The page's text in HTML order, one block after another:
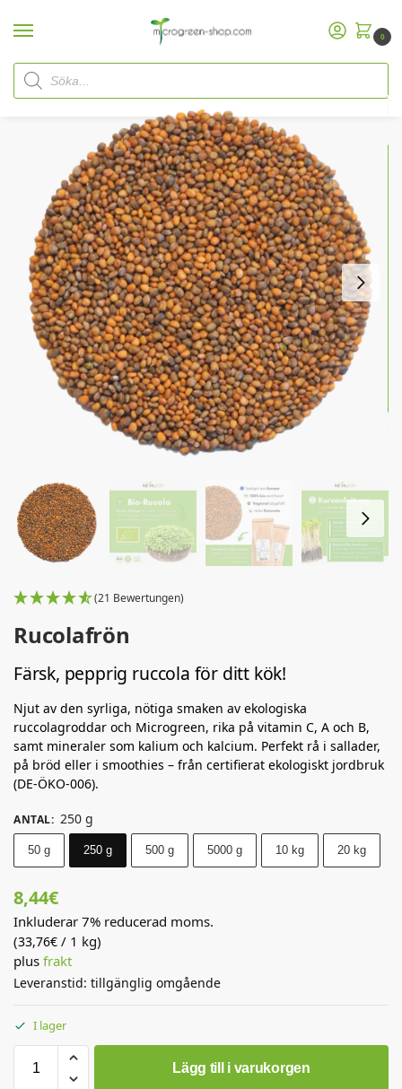
0
Hem Microgreen Shop
(21 Bewertungen)
Rucolafrön
Färsk, pepprig ruccola för ditt kök!
Njut av den syrliga, nötiga smaken av ekologiska
ruccolagroddar och Microgreen, rika på vitamin C, A och B,
samt mineraler som kalium och kalcium. Perfekt rå i sallader,
på bröd eller i smoothies – från certifierat ekologiskt jordbruk
(DE-ÖKO-006).
ANTAL: 250 g
50 g 250 g 500 g 5000 g 10 kg 20 kg
8,44€
Inkluderar 7% reducerad moms.
(33,76€ / 1 kg)
plus frakt
Leveranstid: tillgänglig omgående
I lager
Lägg till i varukorgen